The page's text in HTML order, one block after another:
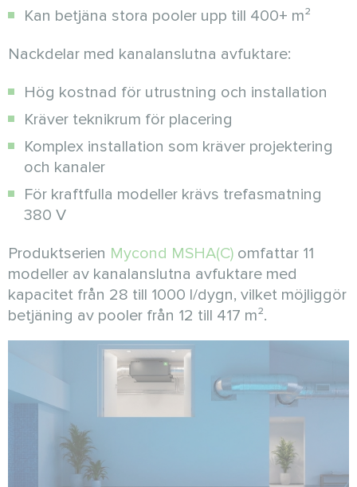
Kan betjäna stora pooler upp till 400+ m²
Nackdelar med kanalanslutna avfuktare:
Hög kostnad för utrustning och installation
Kräver teknikrum för placering
Komplex installation som kräver projektering
och kanaler
För kraftfulla modeller krävs trefasmatning
380 V
Produktserien Mycond MSHA(C) omfattar 11
modeller av kanalanslutna avfuktare med
kapacitet från 28 till 1000 l/dygn, vilket möjliggör
betjäning av pooler från 12 till 417 m².